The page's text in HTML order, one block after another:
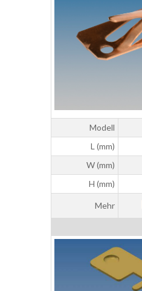
Modell
L (mm)
W (mm)
H (mm)
Mehr